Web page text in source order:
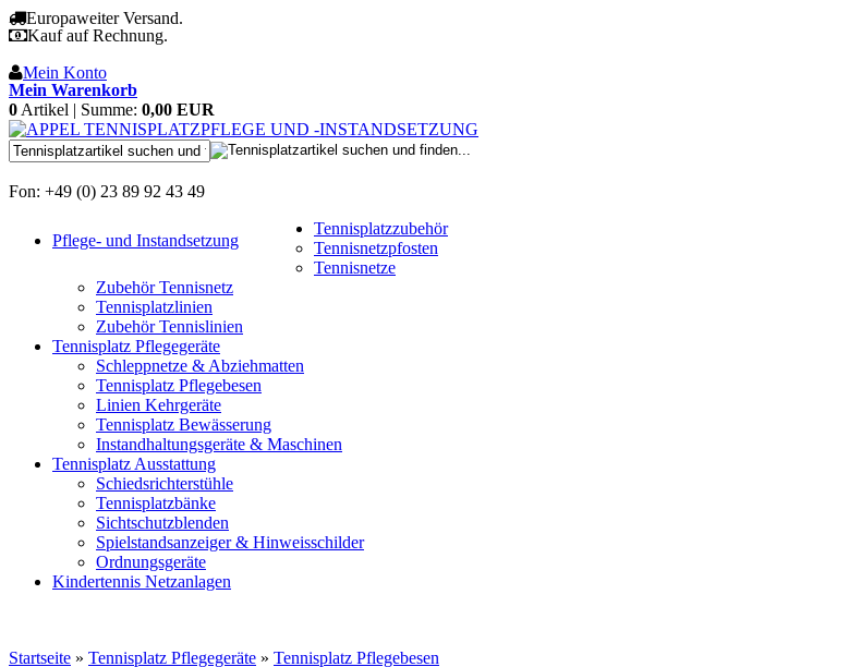
Europaweiter Versand.
Kauf auf Rechnung.
Mein Konto
Mein Warenkorb
0 Artikel | Summe: 0,00 EUR
Fon: +49 (0) 23 89 92 43 49
Pflege- und Instandsetzung
Tennisplatzzubehör
Tennisnetzpfosten
Tennisnetze
Zubehör Tennisnetz
Tennisplatzlinien
Zubehör Tennislinien
Tennisplatz Pflegegeräte
Schleppnetze & Abziehmatten
Tennisplatz Pflegebesen
Linien Kehrgeräte
Tennisplatz Bewässerung
Instandhaltungsgeräte & Maschinen
Tennisplatz Ausstattung
Schiedsrichterstühle
Tennisplatzbänke
Sichtschutzblenden
Spielstandsanzeiger & Hinweisschilder
Ordnungsgeräte
Kindertennis Netzanlagen
Startseite » Tennisplatz Pflegegeräte » Tennisplatz Pflegebesen